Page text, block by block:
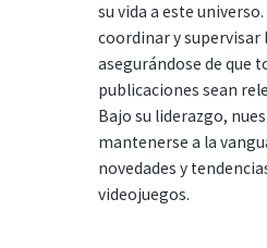
su vida a este
coordinar y supervisar
asegurándose de que
publicaciones sean
Bajo su liderazgo,
mantenerse a la
novedades y
videojuegos.